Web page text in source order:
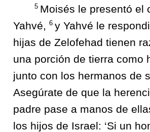
5 Moisés le presentó el
Yahvé, 6 y Yahvé le
hijas de Zelofehad tienen
una porción de tierra como
junto con los hermanos de
Asegúrate de que la
padre pase a manos de
los hijos de Israel: ‘Si un